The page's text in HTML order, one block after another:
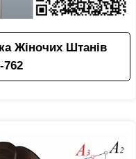
Жіночих Штанів